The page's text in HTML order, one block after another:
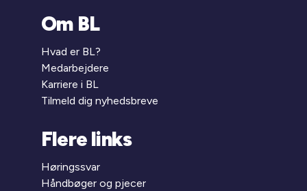
Om BL
Hvad er BL?
Medarbejdere
Karriere i BL
Tilmeld dig nyhedsbreve
Flere links
Høringssvar
Håndbøger og pjecer